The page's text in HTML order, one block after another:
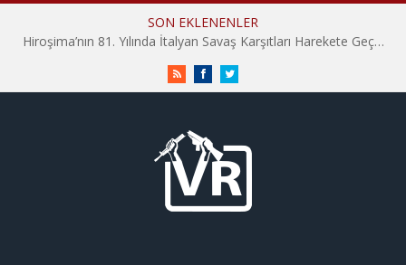
SON EKLENENLER
Hiroşima’nın 81. Yılında İtalyan Savaş Karşıtları Harekete Geçti: “Hatırlamak yeterli değil”
RSS FacebookTwitter